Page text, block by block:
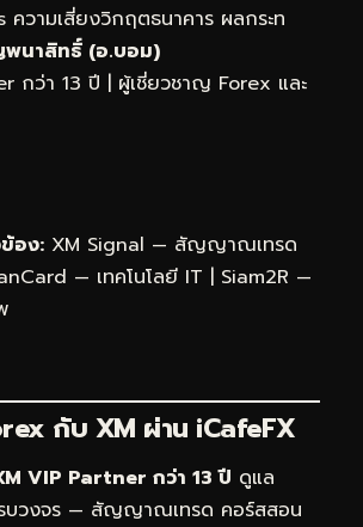
ความเสี่ยงวิกฤตธนาคาร ผลกระท
นาสิทธิ์ (อ.บอม)
กว่า 13 ปี | ผู้เชี่ยวชาญ Forex และ
อง: XM Signal — สัญญาณเทรด
— เทคโนโลยี IT | Siam2R —
กับ XM ผ่าน iCafeFX
VIP Partner กว่า 13 ปี ดูแล
รบวงจร — สัญญาณเทรด คอร์สสอน